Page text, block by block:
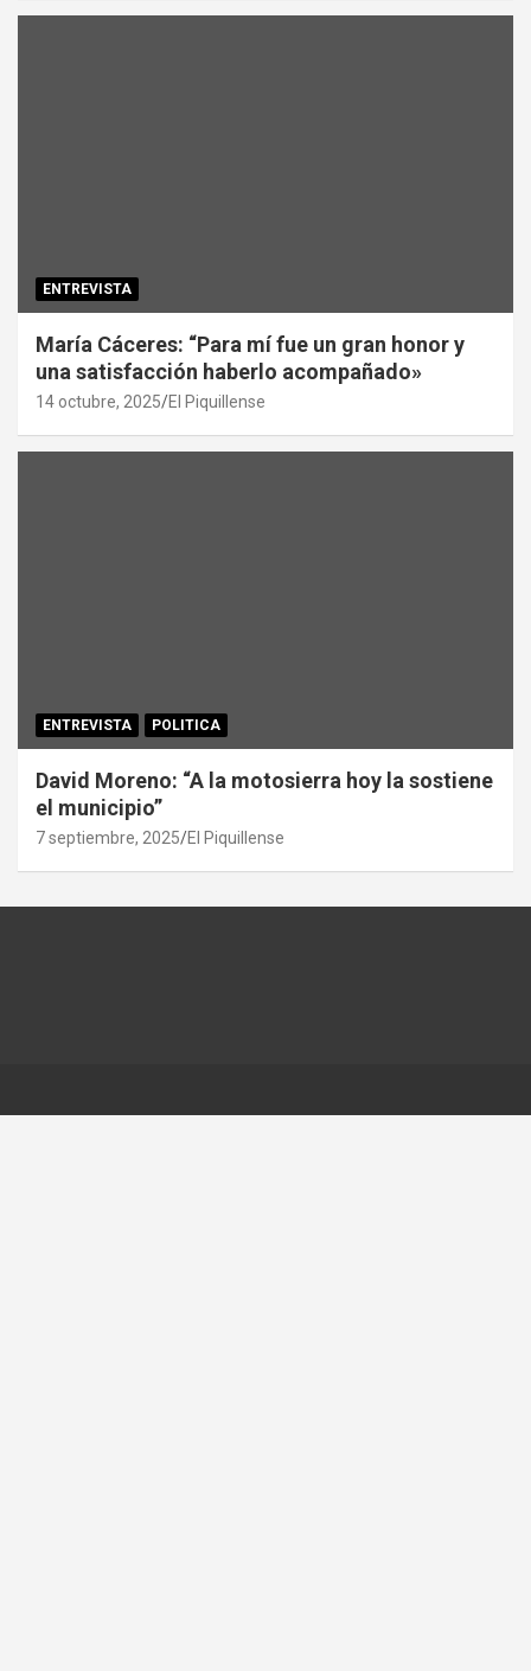
ENTREVISTA
María Cáceres: “Para mí fue un gran honor y
una satisfacción haberlo acompañado»
14 octubre, 2025 El Piquillense
ENTREVISTA POLITICA
David Moreno: “A la motosierra hoy la sostiene
el municipio”
7 septiembre, 2025 El Piquillense